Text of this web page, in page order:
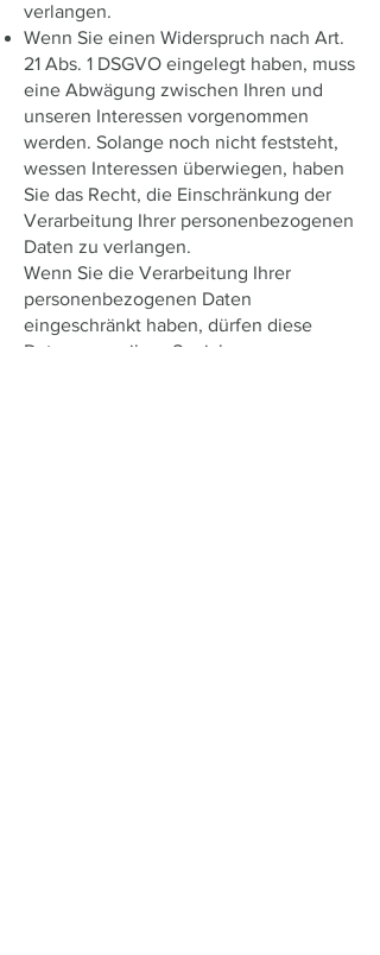
verlangen.
Wenn Sie einen Widerspruch nach Art.
21 Abs. 1 DSGVO eingelegt haben, muss
eine Abwägung zwischen Ihren und
unseren Interessen vorgenommen
werden. Solange noch nicht feststeht,
wessen Interessen überwiegen, haben
Sie das Recht, die Einschränkung der
Verarbeitung Ihrer personenbezogenen
Daten zu verlangen.
Wenn Sie die Verarbeitung Ihrer
personenbezogenen Daten
eingeschränkt haben, dürfen diese
Daten – von ihrer Speicherung